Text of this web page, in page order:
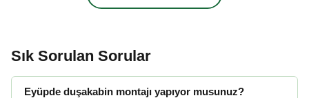
Sık Sorulan Sorular
Eyüpde duşakabin montajı yapıyor musunuz?